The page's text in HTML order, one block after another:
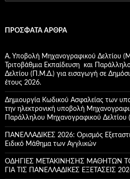
ν
ή
σ
η
γ
ι
α
:
ΠΡΌΣΦΑΤΑ ΆΡΘΡΑ
Α. Υποβολή Μηχανογραφικού Δελτίου
Τριτοβάθμια Εκπαίδευση και
Δελτίου (Π.Μ.Δ.) για εισαγωγή σε
έτους 2026.
Δημιουργία Κωδικού Ασφαλείας των
την ηλεκτρονική υποβολή
Παράλληλου Μηχανογραφικού
ΠΑΝΕΛΛΑΔΙΚΕΣ 2026: Ορισμός
Ειδικό Μάθημα των Αγγλικών
ΟΔΗΓΙΕΣ ΜΕΤΑΚΙΝΗΣΗΣ ΜΑΘΗΤΩΝ
ΓΙΑ ΤΙΣ ΠΑΝΕΛΛΑΔΙΚΕΣ ΕΞΕΤΑΣΕΙΣ